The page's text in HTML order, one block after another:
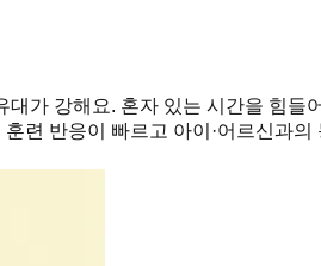
대가 강해요. 혼자 있는 시간을 힘들
훈련 반응이 빠르고 아이·어르신과